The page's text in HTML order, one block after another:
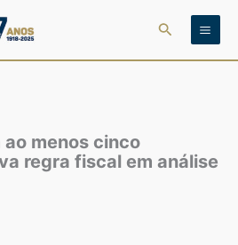
Pesquisar
menos cinco
regra fiscal em análise